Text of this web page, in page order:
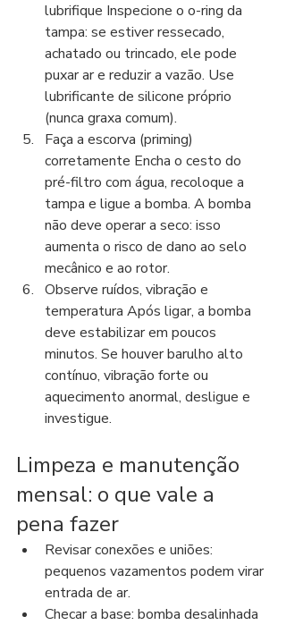
lubrifique Inspecione o o-ring da
tampa: se estiver ressecado,
achatado ou trincado, ele pode
puxar ar e reduzir a vazão. Use
lubrificante de silicone próprio
(nunca graxa comum).
Faça a escorva (priming)
corretamente Encha o cesto do
pré-filtro com água, recoloque a
tampa e ligue a bomba. A bomba
não deve operar a seco: isso
aumenta o risco de dano ao selo
mecânico e ao rotor.
Observe ruídos, vibração e
temperatura Após ligar, a bomba
deve estabilizar em poucos
minutos. Se houver barulho alto
contínuo, vibração forte ou
aquecimento anormal, desligue e
investigue.
Limpeza e manutenção
mensal: o que vale a
pena fazer
Revisar conexões e uniões:
pequenos vazamentos podem virar
entrada de ar.
Checar a base: bomba desalinhada